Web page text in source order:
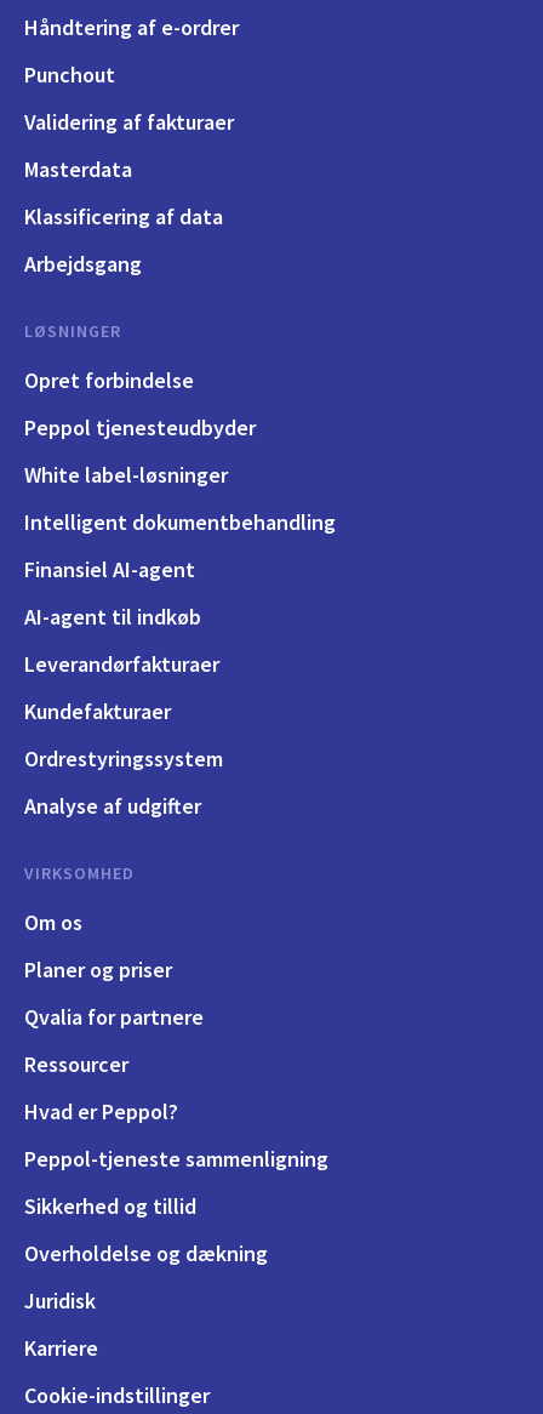
Håndtering af e-ordrer
Punchout
Validering af fakturaer
Masterdata
Klassificering af data
Arbejdsgang
LØSNINGER
Opret forbindelse
Peppol tjenesteudbyder
White label-løsninger
Intelligent dokumentbehandling
Finansiel AI-agent
AI-agent til indkøb
Leverandørfakturaer
Kundefakturaer
Ordrestyringssystem
Analyse af udgifter
VIRKSOMHED
Om os
Planer og priser
Qvalia for partnere
Ressourcer
Hvad er Peppol?
Peppol-tjeneste sammenligning
Sikkerhed og tillid
Overholdelse og dækning
Juridisk
Karriere
Cookie-indstillinger